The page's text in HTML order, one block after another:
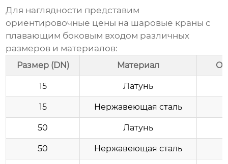
Для наглядности представим
ориентировочные цены на шаровые краны с
плавающим боковым входом различных
размеров и материалов:
Размер (DN) Материал
15 Латунь
15 Нержавеющая сталь
50 Латунь
50 Нержавеющая сталь